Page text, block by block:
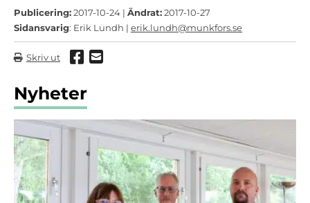
Publicering:2017-10-24 | Ändrat:2017-10-27
Sidansvarig: Erik Lundh | erik.lundh@munkfors.se
Skriv ut Dela via Facebook
Dela via mail
Nyheter